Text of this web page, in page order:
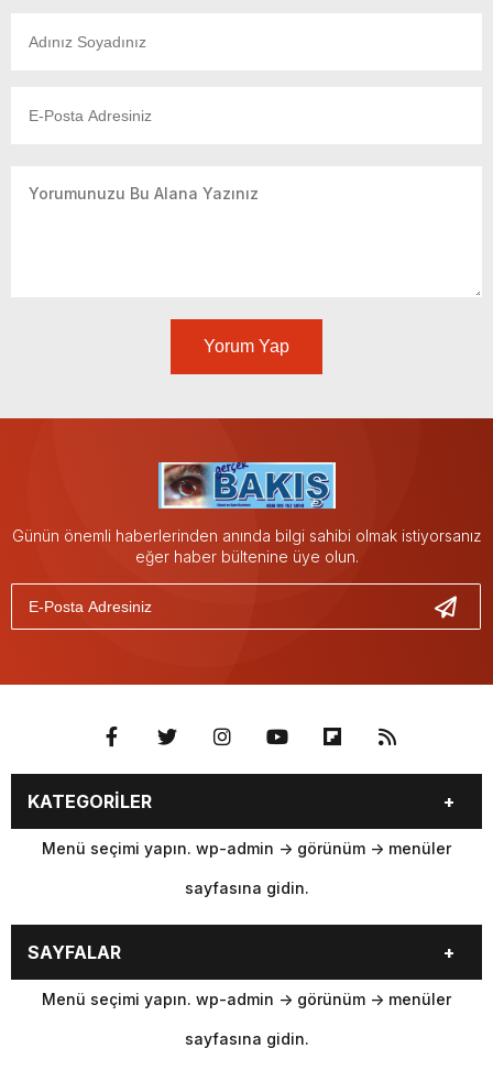
Yorum Yap
Günün önemli haberlerinden anında bilgi sahibi olmak istiyorsanız
eğer haber bültenine üye olun.
KATEGORİLER
Menü seçimi yapın. wp-admin -> görünüm -> menüler
sayfasına gidin.
SAYFALAR
Menü seçimi yapın. wp-admin -> görünüm -> menüler
sayfasına gidin.